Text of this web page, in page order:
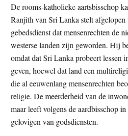
i
t
e
z
e
s
i
t
e
De rooms-katholieke aartsbisschop
Ranjith van Sri Lanka stelt afgelopen
gebedsdienst dat mensenrechten de
westerse landen zijn geworden. Hij
omdat dat Sri Lanka probeert lessen
geven, hoewel dat land een
die al eeuwenlang mensenrechten
religie. De meerderheid van de
maar leeft volgens de aardbisschop
gelovigen van godsdiensten.